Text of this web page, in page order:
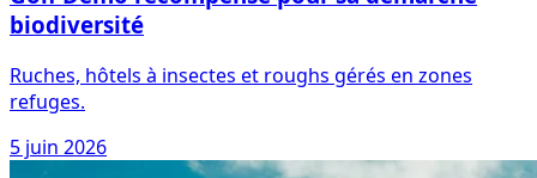
biodiversité
Ruches, hôtels à insectes et roughs gérés en zones
refuges.
5 juin 2026